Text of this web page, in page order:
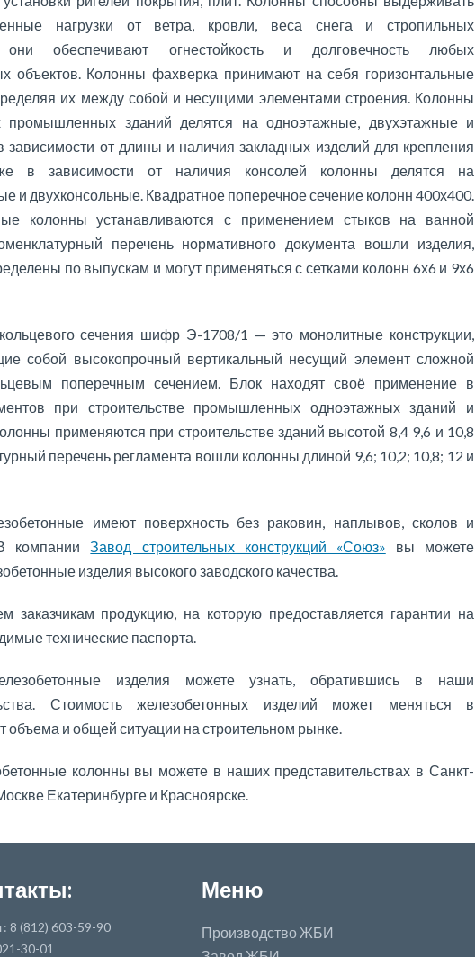
нагрузки от ветра, кровли, веса снега и стропильных
они обеспечивают огнестойкость и долговечность любых
объектов. Колонны фахверка принимают на себя горизонтальные
их между собой и несущими элементами строения. Колонны
промышленных зданий делятся на одноэтажные, двухэтажные и
зависимости от длины и наличия закладных изделий для крепления
в зависимости от наличия консолей колонны делятся на
и двухконсольные. Квадратное поперечное сечение колонн 400х400.
колонны устанавливаются с применением стыков на ванной
перечень нормативного документа вошли изделия,
по выпускам и могут применяться с сетками колонн 6х6 и 9х6
сечения шифр Э-1708/1 — это монолитные конструкции,
собой высокопрочный вертикальный несущий элемент сложной
поперечным сечением. Блок находят своё применение в
при строительстве промышленных одноэтажных зданий и
применяются при строительстве зданий высотой 8,4 9,6 и 10,8
перечень регламента вошли колонны длиной 9,6; 10,2; 10,8; 12 и
имеют поверхность без раковин, наплывов, сколов и
компанииЗавод строительных конструкций «Союз» вы можете
изделия высокого заводского качества.
заказчикам продукцию, на которую предоставляется гарантии на
технические паспорта.
изделия можете узнать, обратившись в наши
Стоимость железобетонных изделий может меняться в
объема и общей ситуации на строительном рынке.
колонны вы можете в наших представительствах в Санкт-
Екатеринбурге и Красноярске.
8 (812) 603-59-90
30-01
Меню
Производство ЖБИ